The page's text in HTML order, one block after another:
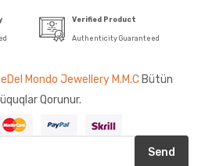
Verified Product
Authenticity Guaranteed
Mondo Jewellery M.M.C Bütün
Qorunur.
Send